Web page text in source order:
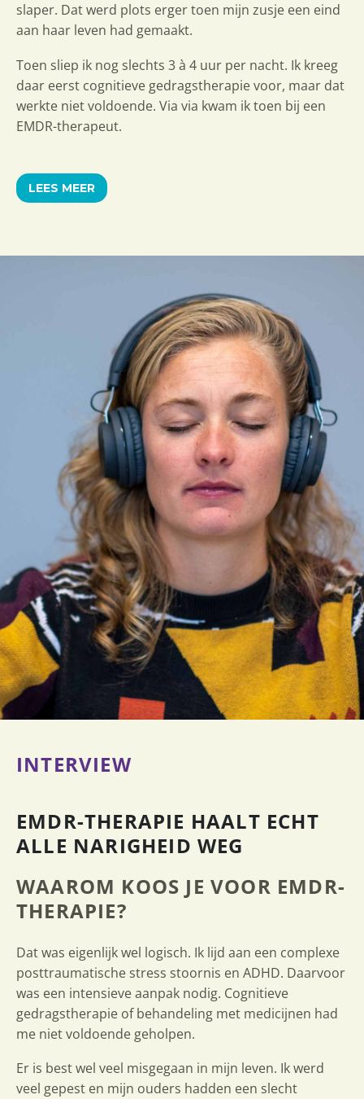
slaper. Dat werd plots erger toen mijn zusje een eind
aan haar leven had gemaakt.
Toen sliep ik nog slechts 3 à 4 uur per nacht. Ik kreeg
daar eerst cognitieve gedragstherapie voor, maar dat
werkte niet voldoende. Via via kwam ik toen bij een
EMDR-therapeut.
LEES MEER
INTERVIEW
EMDR-THERAPIE HAALT ECHT
ALLE NARIGHEID WEG
WAAROM KOOS JE VOOR EMDR-
THERAPIE?
Dat was eigenlijk wel logisch. Ik lijd aan een complexe
posttraumatische stress stoornis en ADHD. Daarvoor
was een intensieve aanpak nodig. Cognitieve
gedragstherapie of behandeling met medicijnen had
me niet voldoende geholpen.
Er is best wel veel misgegaan in mijn leven. Ik werd
veel gepest en mijn ouders hadden een slecht